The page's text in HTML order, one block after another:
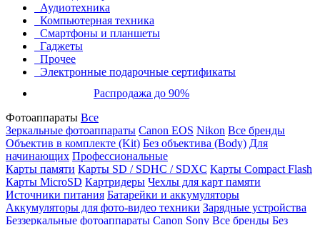
Аудиотехника
Компьютерная техника
Смартфоны и планшеты
Гаджеты
Прочее
Электронные подарочные сертификаты
Распродажа до 90%
Фотоаппараты Все
Зеркальные фотоаппараты Canon EOS Nikon Все бренды
Объектив в комплекте (Kit) Без объектива (Body) Для
начинающих Профессиональные
Карты памяти Карты SD / SDHC / SDXC Карты Compact Flash
Карты MicroSD Картридеры Чехлы для карт памяти
Источники питания Батарейки и аккумуляторы
Аккумуляторы для фото-видео техники Зарядные устройства
Беззеркальные фотоаппараты Canon Sony Все бренды Без